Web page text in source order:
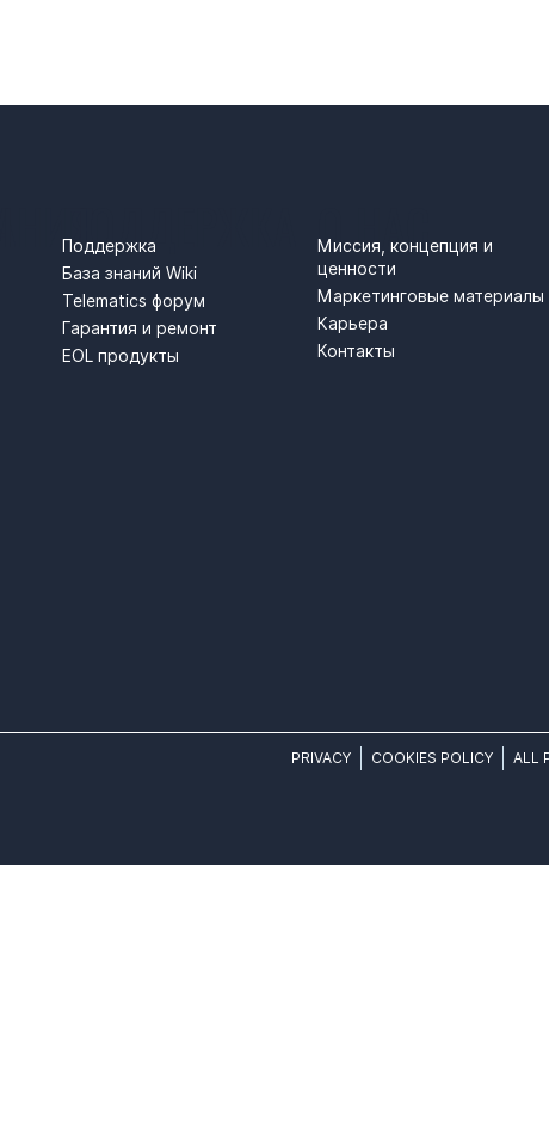
ПОДДЕРЖКА
Поддержка
База знаний Wiki
Telematics форум
Гарантия и ремонт
EOL продукты
О НАС
Миссия, концепция и
ценности
Маркетинговые материалы
Карьера
Контакты
PRIVACY COOKIES POLICY ALL